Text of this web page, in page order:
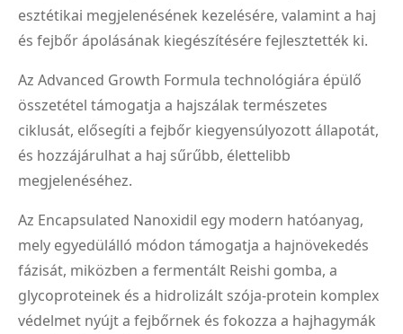
esztétikai megjelenésének kezelésére, valamint a haj
és fejbőr ápolásának kiegészítésére fejlesztették ki.
Az Advanced Growth Formula technológiára épülő
összetétel támogatja a hajszálak természetes
ciklusát, elősegíti a fejbőr kiegyensúlyozott állapotát,
és hozzájárulhat a haj sűrűbb, élettelibb
megjelenéséhez.
Az Encapsulated Nanoxidil egy modern hatóanyag,
mely egyedülálló módon támogatja a hajnövekedés
fázisát, miközben a fermentált Reishi gomba, a
glycoproteinek és a hidrolizált szója-protein komplex
védelmet nyújt a fejbőrnek és fokozza a hajhagymák